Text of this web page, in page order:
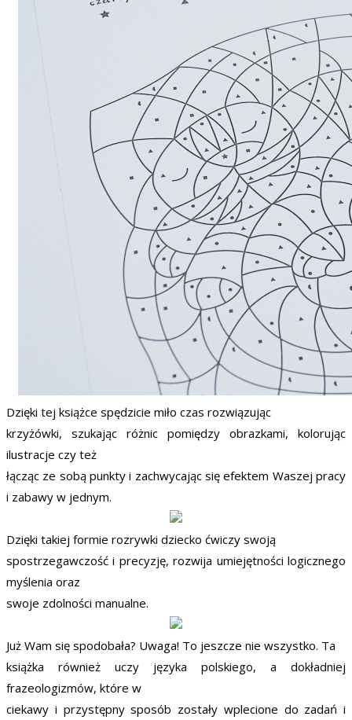
Dzięki tej książce spędzicie miło czas rozwiązując
krzyżówki, szukając różnic pomiędzy obrazkami, kolorując
ilustracje czy też
łącząc ze sobą punkty i zachwycając się efektem Waszej pracy
i zabawy w jednym.
Dzięki takiej formie rozrywki dziecko ćwiczy swoją
spostrzegawczość i precyzję, rozwija umiejętności logicznego
myślenia oraz
swoje zdolności manualne.
Już Wam się spodobała? Uwaga! To jeszcze nie wszystko. Ta
książka również uczy języka polskiego, a dokładniej
frazeologizmów, które w
ciekawy i przystępny sposób zostały wplecione do zadań i